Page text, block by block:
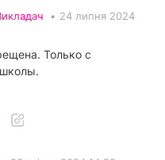
• 24 липня 2024
Только с